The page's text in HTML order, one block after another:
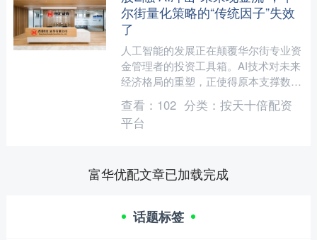
尔街量化策略的“传统因子”失效
了
人工智能的发展正在颠覆华尔街专业资
金管理者的投资工具箱。AI技术对未来
经济格局的重塑，正使得原本支撑数万
亿美元资产配置的量化策略遭遇挑战，
传统的选股假设——何为....
查看： 102 分类： 按天十倍配资
平台
富华优配文章已加载完成
话题标签